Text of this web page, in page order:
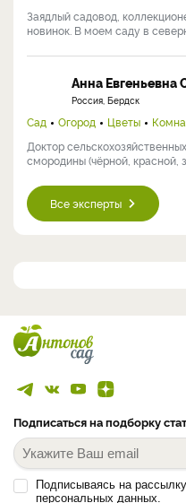
Заядлый садовод,
новинок. В моем саду в
Анна Евгеньевна
Россия, Бердск
Сад Огород Цветы
Доктор
смородины (чёрной, красной,
Все эксперты
Подписаться на подборку
Подписываясь на
персональных данных.